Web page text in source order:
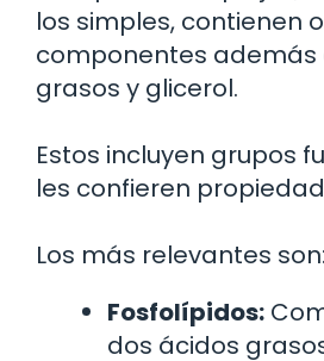
los simples, contienen
componentes además
grasos y glicerol.
Estos incluyen grupos
les confieren
Los más relevantes son:
Fosfolípidos:
dos ácidos